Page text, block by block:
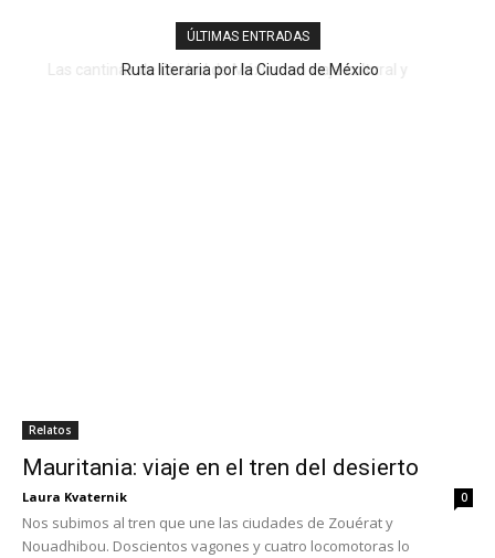
ÚLTIMAS ENTRADAS
Ruta literaria por la Ciudad de México
Relatos
Mauritania: viaje en el tren del desierto
Laura Kvaternik 0
Nos subimos al tren que une las ciudades de Zouérat y
Nouadhibou. Doscientos vagones y cuatro locomotoras lo